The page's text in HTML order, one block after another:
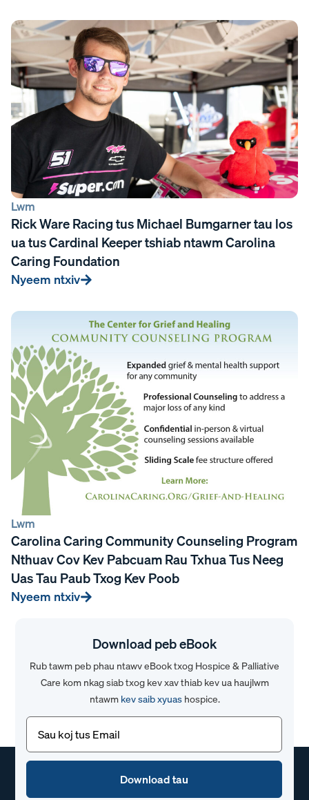
Lwm
Rick Ware Racing tus Michael Bumgarner tau los
ua tus Cardinal Keeper tshiab ntawm Carolina
Caring Foundation
Nyeem ntxiv
Lwm
Carolina Caring Community Counseling Program
Nthuav Cov Kev Pabcuam Rau Txhua Tus Neeg
Uas Tau Paub Txog Kev Poob
Nyeem ntxiv
Download peb eBook
Rub tawm peb phau ntawv eBook txog Hospice & Palliative
Care kom nkag siab txog kev xav thiab kev ua haujlwm
ntawm kev saib xyuashospice.
Email(Yuav
tsum
tau)